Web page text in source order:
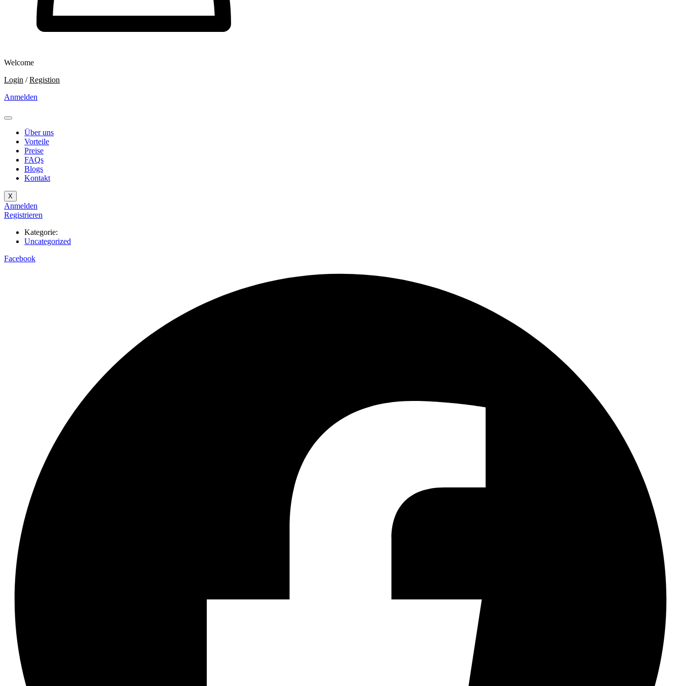
Welcome
Login /Registion
Anmelden
Über uns
Vorteile
Preise
FAQs
Blogs
Kontakt
X
Anmelden
Registrieren
Kategorie:
Uncategorized
Facebook